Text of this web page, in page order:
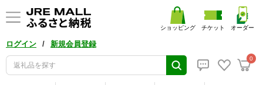
ログイン / 新規会員登録
0
ショッピング チケット オーダー